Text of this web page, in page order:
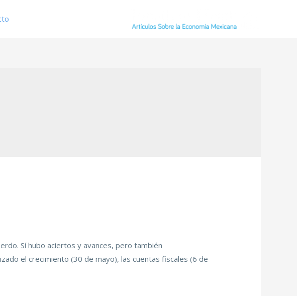
Sí hubo aciertos y avances, pero también
el crecimiento (30 de mayo), las cuentas fiscales (6 de